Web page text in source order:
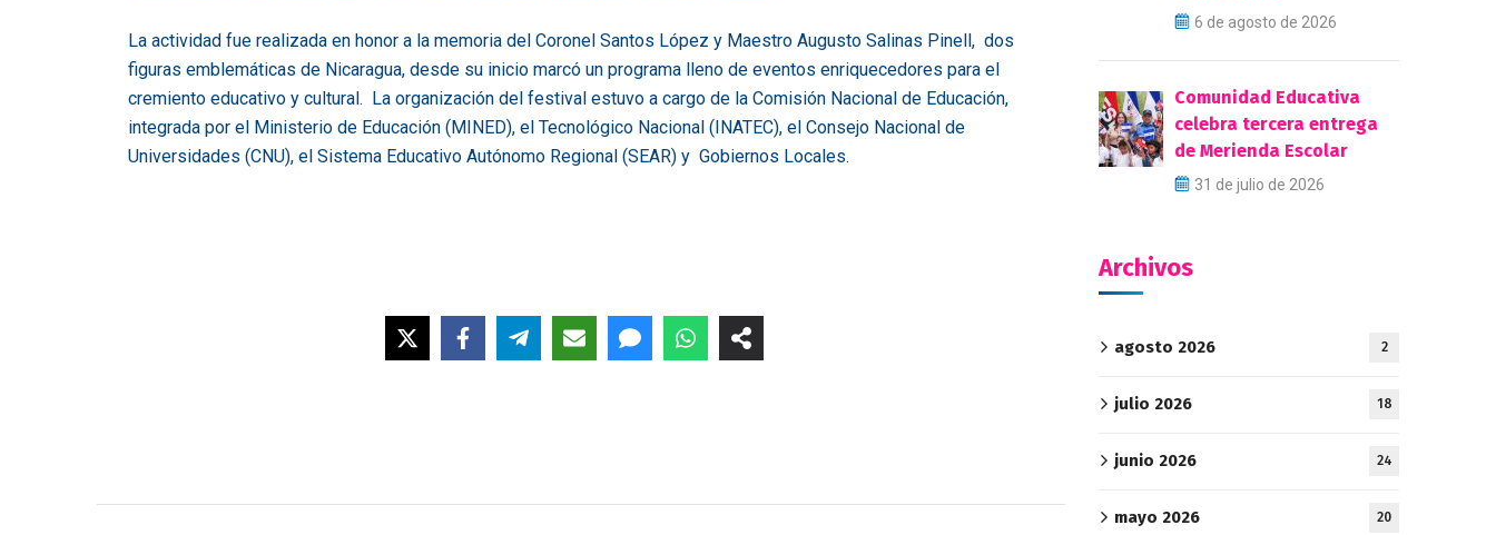
La actividad fue realizada en honor a la memoria del Coronel Santos López y Maestro Augusto Salinas Pinell, dos
figuras emblemáticas de Nicaragua, desde su inicio marcó un programa lleno de eventos enriquecedores para el
cremiento educativo y cultural. La organización del festival estuvo a cargo de la Comisión Nacional de Educación,
integrada por el Ministerio de Educación (MINED), el Tecnológico Nacional (INATEC), el Consejo Nacional de
Universidades (CNU), el Sistema Educativo Autónomo Regional (SEAR) y Gobiernos Locales.
6 de agosto de 2026
Comunidad Educativa
celebra tercera entrega
de Merienda Escolar
31 de julio de 2026
Archivos
agosto 2026 2
julio 2026 18
junio 2026 24
mayo 2026 20